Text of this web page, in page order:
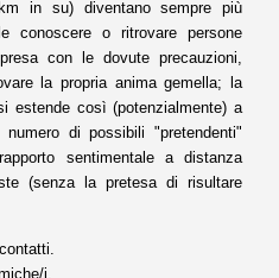
in su) diventano sempre più
conoscere o ritrovare persone
con le dovute precauzioni,
la propria anima gemella; la
estende così (potenzialmente) a
di possibili "pretendenti"
sentimentale a distanza
(senza la pretesa di risultare
i.